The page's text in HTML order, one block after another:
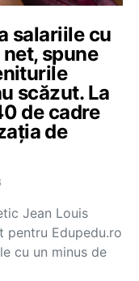
salariile cu
spune
scăzut. La
de cadre
de
Jean Louis
pentru Edupedu.ro
cu un minus de